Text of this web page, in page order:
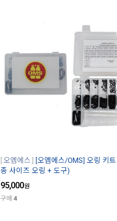
오엠에스
[오엠에스/OMS] 오링 키
종 사이즈 오링 + 도구)
95,000원
구매 4